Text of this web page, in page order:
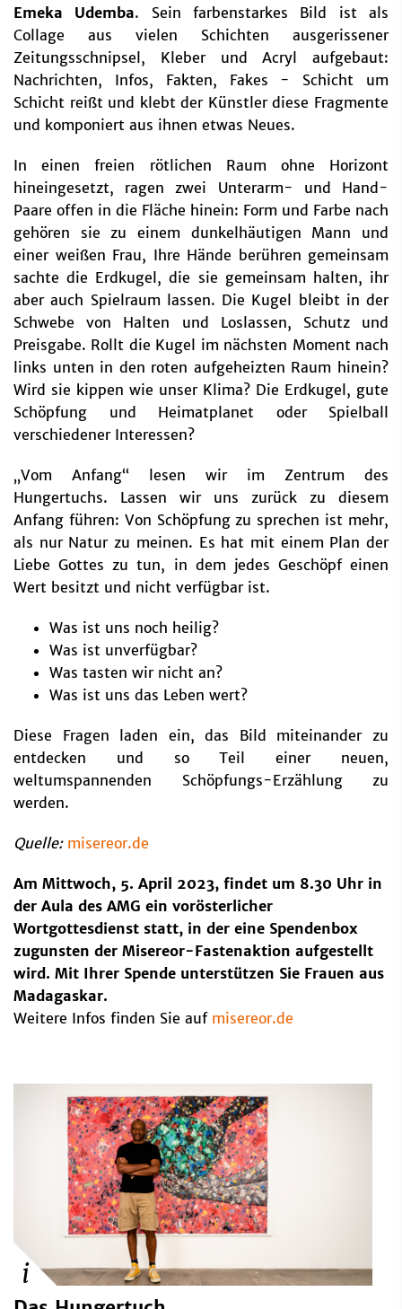
Emeka Udemba. Sein farbenstarkes Bild ist als
Collage aus vielen Schichten ausgerissener
Zeitungsschnipsel, Kleber und Acryl aufgebaut:
Nachrichten, Infos, Fakten, Fakes - Schicht um
Schicht reißt und klebt der Künstler diese Fragmente
und komponiert aus ihnen etwas Neues.
In einen freien rötlichen Raum ohne Horizont
hineingesetzt, ragen zwei Unterarm- und Hand-
Paare offen in die Fläche hinein: Form und Farbe nach
gehören sie zu einem dunkelhäutigen Mann und
einer weißen Frau, Ihre Hände berühren gemeinsam
sachte die Erdkugel, die sie gemeinsam halten, ihr
aber auch Spielraum lassen. Die Kugel bleibt in der
Schwebe von Halten und Loslassen, Schutz und
Preisgabe. Rollt die Kugel im nächsten Moment nach
links unten in den roten aufgeheizten Raum hinein?
Wird sie kippen wie unser Klima? Die Erdkugel, gute
Schöpfung und Heimatplanet oder Spielball
verschiedener Interessen?
„Vom Anfang“ lesen wir im Zentrum des
Hungertuchs. Lassen wir uns zurück zu diesem
Anfang führen: Von Schöpfung zu sprechen ist mehr,
als nur Natur zu meinen. Es hat mit einem Plan der
Liebe Gottes zu tun, in dem jedes Geschöpf einen
Wert besitzt und nicht verfügbar ist.
Was ist uns noch heilig?
Was ist unverfügbar?
Was tasten wir nicht an?
Was ist uns das Leben wert?
Diese Fragen laden ein, das Bild miteinander zu
entdecken und so Teil einer neuen,
weltumspannenden Schöpfungs-Erzählung zu
werden.
Quelle: misereor.de
Am Mittwoch, 5. April 2023, findet um 8.30 Uhr in
der Aula des AMG ein vorösterlicher
Wortgottesdienst statt, in der eine Spendenbox
zugunsten der Misereor-Fastenaktion aufgestellt
wird. Mit Ihrer Spende unterstützen Sie Frauen aus
Madagaskar.
Weitere Infos finden Sie auf misereor.de